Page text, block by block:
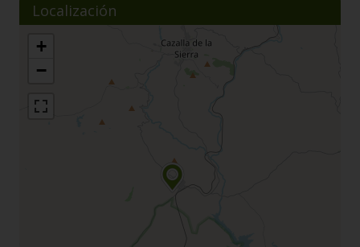
Localización
+
−